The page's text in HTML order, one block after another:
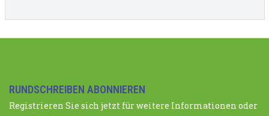
RUNDSCHREIBEN ABONNIEREN
Registrieren Sie sich jetzt für weitere Informationen oder